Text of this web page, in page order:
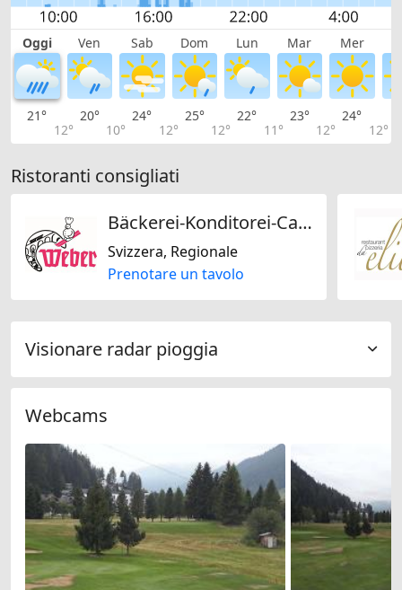
Oggi Ven Sab Dom Lun Mar Mer
21°
12°
20°
10°
24°
12°
25°
12°
22°
11°
23°
12°
24°
12°
Ristoranti consigliati
Bäckerei-Konditorei-Café Weber AG
Svizzera, Regionale
Prenotare un tavolo
Visionare radar pioggia
Webcams